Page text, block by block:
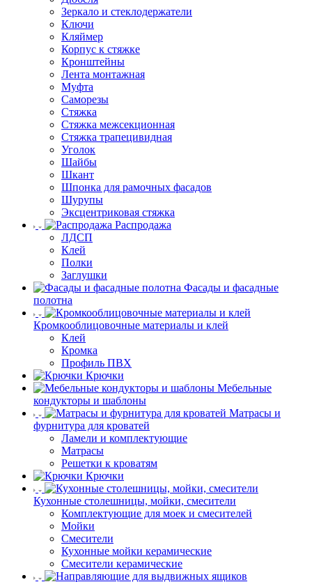
Зеркало и стеклодержатели
Ключи
Кляймер
Корпус к стяжке
Кронштейны
Лента монтажная
Муфта
Саморезы
Стяжка
Стяжка межсекционная
Стяжка трапецивидная
Уголок
Шайбы
Шкант
Шпонка для рамочных фасадов
Шурупы
Эксцентриковая стяжка
Распродажа
ЛДСП
Клей
Полки
Заглушки
Фасады и фасадные
полотна
Кромкооблицовочные материалы и клей
Клей
Кромка
Профиль ПВХ
Крючки
Мебельные
кондукторы и шаблоны
Матрасы и
фурнитура для кроватей
Ламели и комплектующие
Матрасы
Решетки к кроватям
Крючки
Кухонные столешницы, мойки, смесители
Комплектующие для моек и смесителей
Мойки
Смесители
Кухонные мойки керамические
Смесители керамические